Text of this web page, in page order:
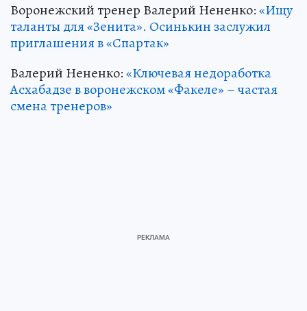
Воронежский тренер Валерий Нененко:«Ищу
таланты для «Зенита». Осинькин заслужил
приглашения в «Спартак»
Валерий Нененко:«Ключевая недоработка
Асхабадзе в воронежском «Факеле» – частая
смена тренеров»